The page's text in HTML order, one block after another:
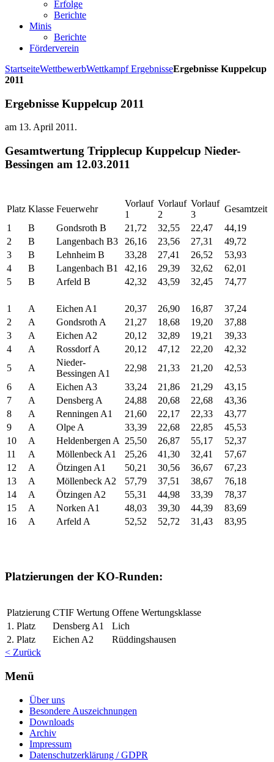
Erfolge
Berichte
Minis
Berichte
Förderverein
StartseiteWettbewerbWettkampf ErgebnisseErgebnisse Kuppelcup
2011
Ergebnisse Kuppelcup 2011
am 13. April 2011.
Gesamtwertung Tripplecup Kuppelcup Nieder-
Bessingen am 12.03.2011
Platz Klasse Feuerwehr
Vorlauf
1
Vorlauf
2
Vorlauf
3
Gesamtzeit
1
B Gondsroth B 21,72 32,55 22,47
44,19
2
B Langenbach B3 26,16 23,56 27,31
49,72
3
B Lehnheim B 33,28 27,41 26,52
53,93
4
B Langenbach B1 42,16 29,39 32,62
62,01
5
B Arfeld B 42,32 43,59 32,45 74,77
1 A Eichen A1 20,37 26,90 16,87
37,24
2
A Gondsroth A 21,27 18,68 19,20
37,88
3
A Eichen A2 20,12 32,89 19,21
39,33
4
A Rossdorf A 20,12 47,12 22,20
42,32
5
A
Nieder-
Bessingen A1
22,98 21,33 21,20
42,53
6
A Eichen A3 33,24 21,86 21,29
43,15
7
A Densberg A 24,88 20,68 22,68
43,36
8
A Renningen A1 21,60 22,17 22,33
43,77
9
A Olpe A 33,39 22,68 22,85
45,53
10
A Heldenbergen A 25,50 26,87 55,17
52,37
11
A Möllenbeck A1 25,26 41,30 32,41
57,67
12
A Ötzingen A1 50,21 30,56 36,67
67,23
13
A Möllenbeck A2 57,79 37,51 38,67
76,18
14
A Ötzingen A2 55,31 44,98 33,39
78,37
15
A Norken A1 48,03 39,30 44,39
83,69
16
A Arfeld A 52,52 52,72 31,43 83,95
Platzierungen der KO-Runden:
Platzierung CTIF Wertung Offene Wertungsklasse
1. Platz
Densberg A1
Lich
2. Platz
Eichen A2
Rüddingshausen
< Zurück
Menü
Über uns
Besondere Auszeichnungen
Downloads
Archiv
Impressum
Datenschutzerklärung / GDPR